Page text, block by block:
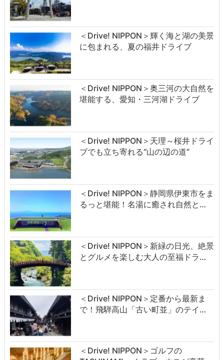
＜Drive! NIPPON＞輝く海と湖の美景
に包まれる、夏の福井ドライブ
＜Drive! NIPPON＞奥三河の大自然を
堪能する、愛知・三河湖ドライブ
＜Drive! NIPPON＞天理～桜井ドライ
ブでも立ち寄れる“山の辺の道”
＜Drive! NIPPON＞静岡県伊東市をま
るっと堪能！名湯に癒され自然と…
＜Drive! NIPPON＞新緑の日光、絶景
とグルメを楽しむ大人の至福ドラ…
＜Drive! NIPPON＞定番から最新ま
で！飛騨高山「古い町並」のテイ…
＜Drive! NIPPON＞ゴルフの